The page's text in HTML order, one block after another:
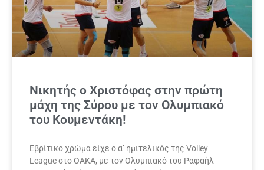
Νικητής ο Χριστόφας στην πρώτη
μάχη της Σύρου με τον Ολυμπιακό
του Κουμεντάκη!
Εβρίτικο χρώμα είχε ο α’ ημιτελικός της Volley
League στο ΟΑΚΑ, με τον Ολυμπιακό του Ραφαήλ